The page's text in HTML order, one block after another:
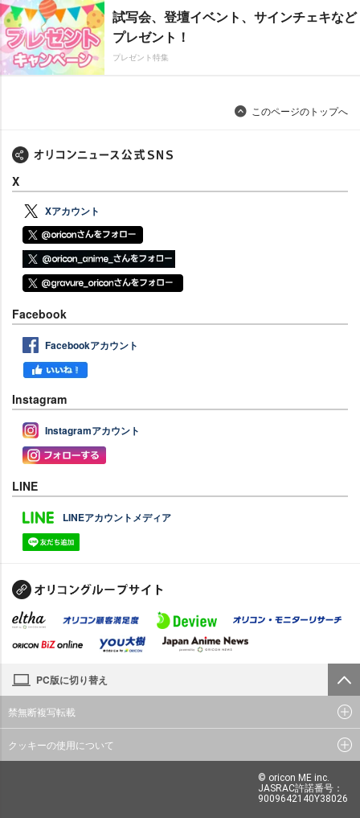
試写会、登壇イベント、サインチェキなど
プレゼント！
プレゼント特集
このページのトップへ
X
Xアカウント
Facebook
Facebookアカウント
Instagram
Instagramアカウント
LINE
LINEアカウントメディア
PC版に切り替え
禁無断複写転載
クッキーの使用について
© oricon ME inc.
JASRAC許諾番号：
9009642140Y38026